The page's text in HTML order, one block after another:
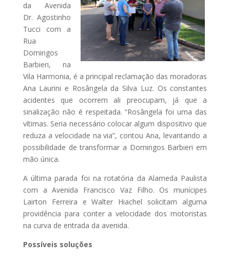
da Avenida
Dr. Agostinho
Tucci com a
Rua
Domingos
Barbieri, na
Vila Harmonia, é a principal reclamação das moradoras
Ana Laurini e Rosângela da Silva Luz. Os constantes
acidentes que ocorrem ali preocupam, já que a
sinalização não é respeitada. “Rosângela foi uma das
vítimas. Seria necessário colocar algum dispositivo que
reduza a velocidade na via”, contou Ana, levantando a
possibilidade de transformar a Domingos Barbieri em
mão única.
A última parada foi na rotatória da Alameda Paulista
com a Avenida Francisco Vaz Filho. Os munícipes
Lairton Ferreira e Walter Hiachel solicitam alguma
providência para conter a velocidade dos motoristas
na curva de entrada da avenida.
Possíveis soluções